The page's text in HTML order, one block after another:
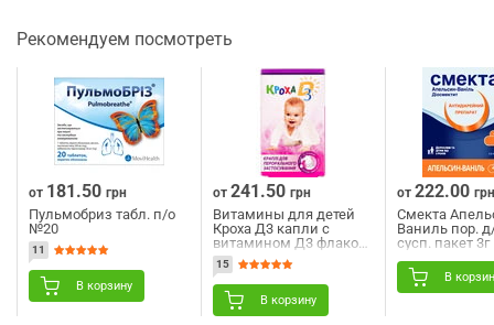
Рекомендуем посмотреть
от 181.50 грн
Пульмобриз табл. п/о
№20
11
В корзину
от 241.50 грн
Витамины для детей
Кроха Д3 капли с
витамином Д3 флакон
10 мл
15
В корзину
от 222.00 грн
Смекта
Ваниль пор.
сусп. пакет
В